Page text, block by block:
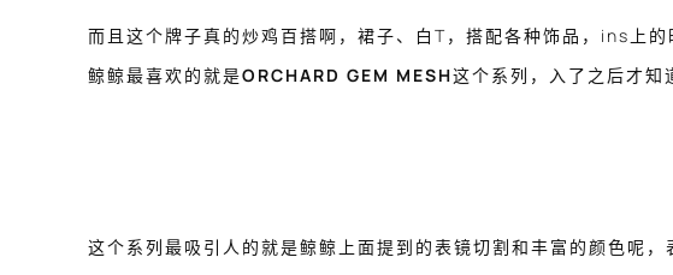
而且这个牌子真的炒鸡百搭啊，裙子、白T，搭配各种饰品，ins上
鲸鲸最喜欢的就是ORCHARD GEM MESH这个系列，入了之后才知
这个系列最吸引人的就是鲸鲸上面提到的表镜切割和丰富的颜色呢